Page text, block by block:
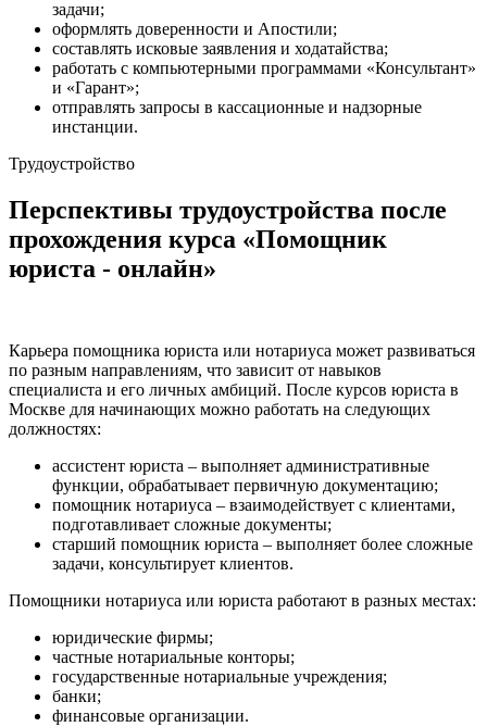
задачи;
оформлять доверенности и Апостили;
составлять исковые заявления и ходатайства;
работать с компьютерными программами «Консультант»
и «Гарант»;
отправлять запросы в кассационные и надзорные
инстанции.
Трудоустройство
Перспективы трудоустройства после
прохождения курса «Помощник
юриста - онлайн»
Карьера помощника юриста или нотариуса может развиваться
по разным направлениям, что зависит от навыков
специалиста и его личных амбиций. После курсов юриста в
Москве для начинающих можно работать на следующих
должностях:
ассистент юриста – выполняет административные
функции, обрабатывает первичную документацию;
помощник нотариуса – взаимодействует с клиентами,
подготавливает сложные документы;
старший помощник юриста – выполняет более сложные
задачи, консультирует клиентов.
Помощники нотариуса или юриста работают в разных местах:
юридические фирмы;
частные нотариальные конторы;
государственные нотариальные учреждения;
банки;
финансовые организации.